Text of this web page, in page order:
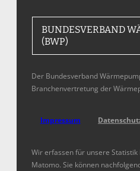
BUNDESVERBAND
(BWP)
Der Bundesverband
Branchenvertretung der
Impressum
Wir erfassen für unsere
Matomo. Sie können